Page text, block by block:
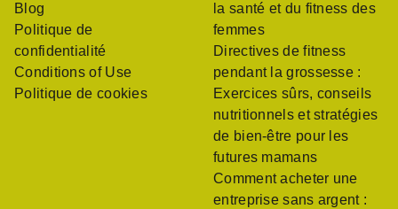
Blog
Politique de
confidentialité
Conditions of Use
Politique de cookies
la santé et du fitness des
femmes
Directives de fitness
pendant la grossesse :
Exercices sûrs, conseils
nutritionnels et stratégies
de bien-être pour les
futures mamans
Comment acheter une
entreprise sans argent :